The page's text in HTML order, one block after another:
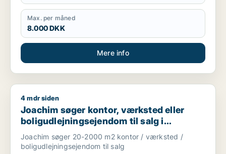
Max. per måned
8.000 DKK
Mere info
Joachim søger kontor, værksted eller
4 mdr siden
Joachim søger kontor, værksted eller
boligudlejningsejendom til salg i
Storkøbenhavn
Joachim søger 20-2000 m2 kontor / værksted /
boligudlejningsejendom til salg